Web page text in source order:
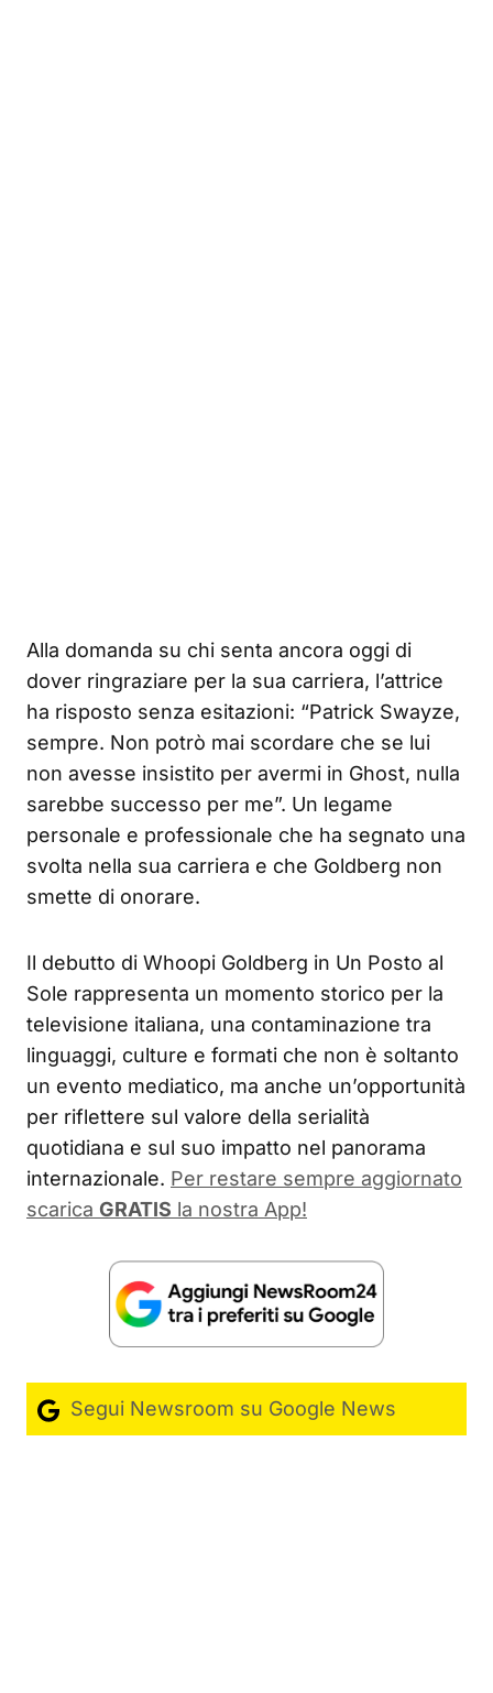
Alla domanda su chi senta ancora oggi di
dover ringraziare per la sua carriera, l’attrice
ha risposto senza esitazioni: “Patrick Swayze,
sempre. Non potrò mai scordare che se lui
non avesse insistito per avermi in Ghost, nulla
sarebbe successo per me”. Un legame
personale e professionale che ha segnato una
svolta nella sua carriera e che Goldberg non
smette di onorare.
Il debutto di Whoopi Goldberg in Un Posto al
Sole rappresenta un momento storico per la
televisione italiana, una contaminazione tra
linguaggi, culture e formati che non è soltanto
un evento mediatico, ma anche un’opportunità
per riflettere sul valore della serialità
quotidiana e sul suo impatto nel panorama
internazionale. Per restare sempre aggiornato
scarica GRATIS la nostra App!
Segui Newsroom su Google News